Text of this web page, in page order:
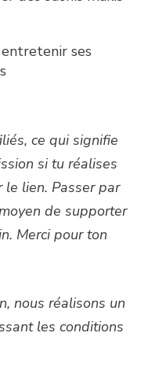
ses
ce qui signifie
si tu réalises
le lien. Passer par
de supporter
Merci pour ton
nous réalisons un
les conditions